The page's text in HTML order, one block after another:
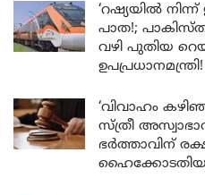
‘റഷ്യയിൽ
പാത!;
വഴി പുതിയ
ഉപപ്രധാനമന്ത്രി!
‘വിവാഹം
സ്ത്രീ
ഭർത്താവിന്